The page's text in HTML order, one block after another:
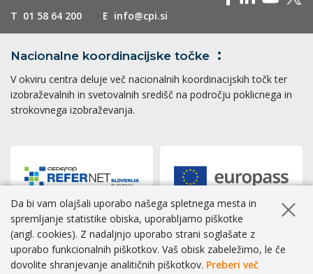
T 01 58 64 200 E info@cpi.si
Nacionalne koordinacijske točke
V okviru centra deluje več nacionalnih koordinacijskih točk ter
izobraževalnih in svetovalnih središč na področju poklicnega in
strokovnega izobraževanja.
Dostopnost|Zasebnost|Piškotki
Skrij
Da bi vam olajšali uporabo našega spletnega mesta in
spremljanje statistike obiska, uporabljamo piškotke
(angl. cookies). Z nadaljnjo uporabo strani soglašate z
uporabo funkcionalnih piškotkov. Vaš obisk zabeležimo, le če
dovolite shranjevanje analitičnih piškotkov. Preberi več